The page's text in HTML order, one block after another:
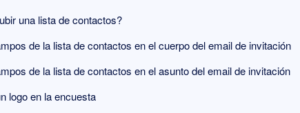
una lista de contactos?
de la lista de contactos en el cuerpo del email de invitación
de la lista de contactos en el asunto del email de invitación
logo en la encuesta